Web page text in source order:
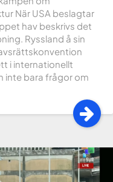
När USA beslagtar
hav beskrivs det
Ryssland å sin
i internationellt
inte bara frågor om